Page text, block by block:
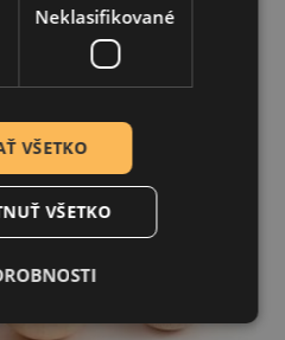
Neklasifikované
VŠETKO
VŠETKO